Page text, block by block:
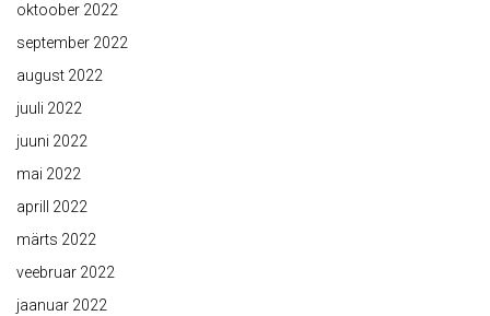
oktoober 2022
september 2022
august 2022
juuli 2022
juuni 2022
mai 2022
aprill 2022
märts 2022
veebruar 2022
jaanuar 2022